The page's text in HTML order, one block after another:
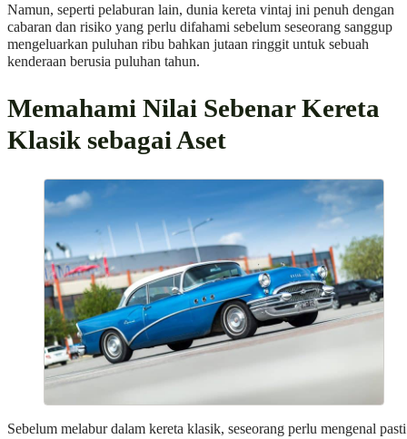
Namun, seperti pelaburan lain, dunia kereta vintaj ini penuh dengan
cabaran dan risiko yang perlu difahami sebelum seseorang sanggup
mengeluarkan puluhan ribu bahkan jutaan ringgit untuk sebuah
kenderaan berusia puluhan tahun.
Memahami Nilai Sebenar Kereta
Klasik sebagai Aset
Sebelum melabur dalam kereta klasik, seseorang perlu mengenal pasti